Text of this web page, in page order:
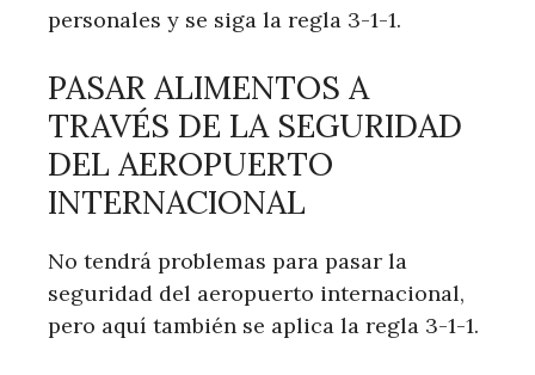
personales y se siga la regla 3-1-1.
PASAR ALIMENTOS A
TRAVÉS DE LA SEGURIDAD
DEL AEROPUERTO
INTERNACIONAL
No tendrá problemas para pasar la
seguridad del aeropuerto internacional,
pero aquí también se aplica la regla 3-1-1.